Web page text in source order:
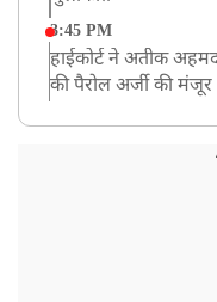
3:45 PM
हाईकोर्ट ने अतीक
की पैरोल अर्जी की मंजूर
CM योगी का सपा पर